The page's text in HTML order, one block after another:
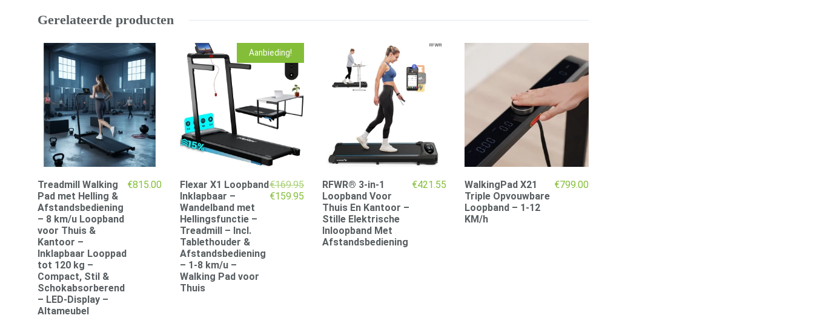
Gerelateerde producten
Treadmill Walking
Pad met Helling &
Afstandsbediening
– 8 km/u Loopband
voor Thuis &
Kantoor –
Inklapbaar Looppad
tot 120 kg –
Compact, Stil &
Schokabsorberend
– LED-Display –
Altameubel
€815.00
Aanbieding!
Flexar X1 Loopband
Inklapbaar –
Wandelband met
Hellingsfunctie –
Treadmill – Incl.
Tablethouder &
Afstandsbediening
– 1-8 km/u –
Walking Pad voor
Thuis
€169.95
Oorspronkelijke
€159.95 Huidige
€159.95.
RFWR® 3-in-1
Loopband Voor
Thuis En Kantoor –
Stille Elektrische
Inloopband Met
Afstandsbediening
€421.55
WalkingPad X21
Triple Opvouwbare
Loopband – 1-12
KM/h
€799.00